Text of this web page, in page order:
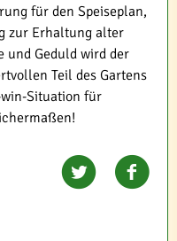
für den Speiseplan,
zur Erhaltung alter
und Geduld wird der
Teil des Gartens
Situation für